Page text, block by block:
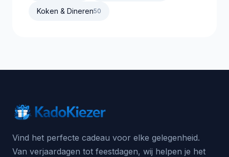
Koken & Dineren50
Vind het perfecte cadeau voor elke gelegenheid.
Van verjaardagen tot feestdagen, wij helpen je het